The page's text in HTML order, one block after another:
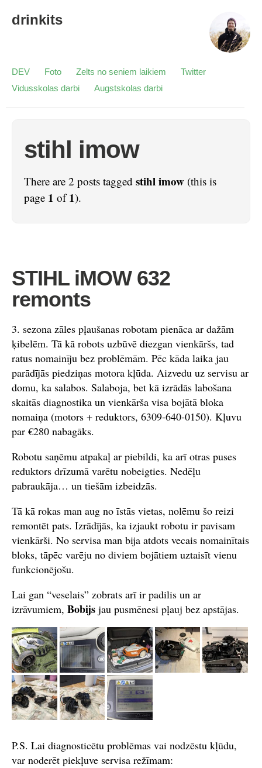
drinkits
DEV Foto Zelts no seniem laikiem
Twitter
Vidusskolas darbi
Augstskolas darbi
stihl imow
There are 2 posts tagged stihl imow (this is
page 1 of1).
STIHL iMOW 632
remonts
3. sezona zāles pļaušanas robotam pienāca ar dažām
ķibelēm. Tā kā robots uzbūvē diezgan vienkāršs, tad
ratus nomainīju bez problēmām. Pēc kāda laika jau
parādījās piedziņas motora kļūda. Aizvedu uz servisu ar
domu, ka salabos. Salaboja, bet kā izrādās labošana
skaitās diagnostika un vienkārša visa bojātā bloka
nomaiņa (motors + reduktors, 6309‑640‑0150). Kļuvu
par €280 nabagāks.
Robotu saņēmu atpakaļ ar piebildi, ka arī otras puses
reduktors drīzumā varētu nobeigties. Nedēļu
pabraukāja… un tiešām izbeidzās.
Tā kā rokas man aug no īstās vietas, nolēmu šo reizi
remontēt pats. Izrādījās, ka izjaukt robotu ir pavisam
vienkārši. No servisa man bija atdots vecais nomainītais
bloks, tāpēc varēju no diviem bojātiem uztaisīt vienu
funkcionējošu.
Lai gan “veselais” zobrats arī ir padilis un ar
izrāvumiem, Bobijs jau pusmēnesi pļauj bez apstājas.
P.S. Lai diagnosticētu problēmas vai nodzēstu kļūdu,
var noderēt piekļuve servisa režīmam: